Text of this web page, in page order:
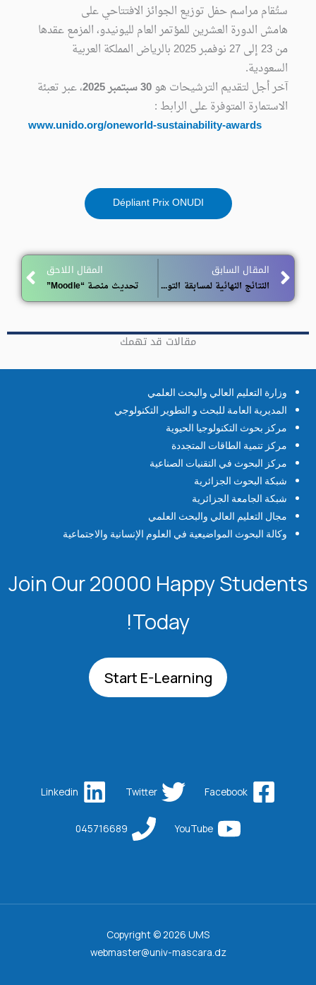
ستُقام مراسم حفل توزيع الجوائز الافتتاحي على
هامش الدورة العشرين للمؤتمر العام لليونيدو، المزمع عقدها
من 23 إلى 27 نوفمبر 2025 بالرياض المملكة العربية
السعودية.
آخر أجل لتقديم الترشيحات هو30 سبتمبر 2025
، عبر تعبئة
الاستمارة المتوفرة على الرابط :
www.unido.org/oneworld-sustainability-awards
Dépliant Prix ONUDI
Prev
المقال السابق
النتائج النهائية لمسابقة التوظيف على أساس الشهادة للالتحاق لرتبة أستاذ مساعد
المقال اللاحق
تحديث منصة “Moodle”
مقالات قد تهمك
وزارة التعليم العالي والبحث العلمي
المديرية العامة للبحث و التطوير التكنولوجي
مركز بحوث التكنولوجيا الحيوية
مركز تنمية الطاقات المتجددة
مركز البحوث في التقنيات الصناعية
شبكة البحوث الجزائرية
شبكة الجامعة الجزائرية
مجال التعليم العالي والبحث العلمي
وكالة البحوث المواضيعية في العلوم الإنسانية والاجتماعية
Join Our 20000 Happy Students​
Today!
Start E-Learning
Facebook
Twitter
Linkedin
YouTube
045716689
Copyright © 2026 UMS
webmaster@univ-mascara.dz